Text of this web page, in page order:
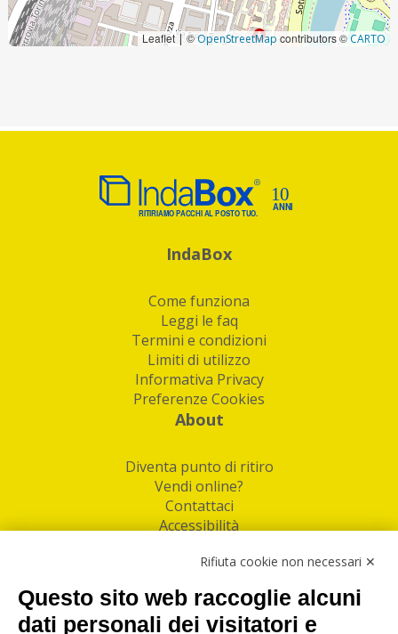
Leaflet|©OpenStreetMapcontributors ©CARTO
IndaBox
Come funziona
Leggi le faq
Termini e condizioni
Limiti di utilizzo
Informativa Privacy
Preferenze Cookies
About
Diventa punto di ritiro
Vendi online?
Contattaci
Accessibilità
Facebook
Linkedin
Rifiuta cookie non necessari ✕
Questo sito web raccoglie alcuni
dati personali dei visitatori e